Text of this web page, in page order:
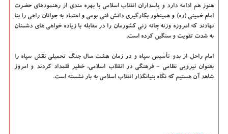
هنوز هم ادامه دارد و پاسداران انقلاب اسلامی با بهره مندی از رهنمودهای حضرت
امام خمینی (ره) و همینطور بکارگیری دانش فنی بومی و اعتماد به جوانان راهی را بنا
نهادند که امروزه وزنه چانه زنی کشورمان را در مقابله با زیاده خواهی های دشمنان
به شدت تقویت و سنگین کرده است.
امام راحل از بدو تأسیس سپاه و در زمان هشت سال جنگ تحمیلی نقش سپاه را
بعنوان نیرویی نظامی - فرهنگی در انقلاب اسلامی، خطیر قلمداد کردند و امروز
شاهد آن هستیم که نگاه بنیانگذار انقلاب اسلامی به بار نشسته است.